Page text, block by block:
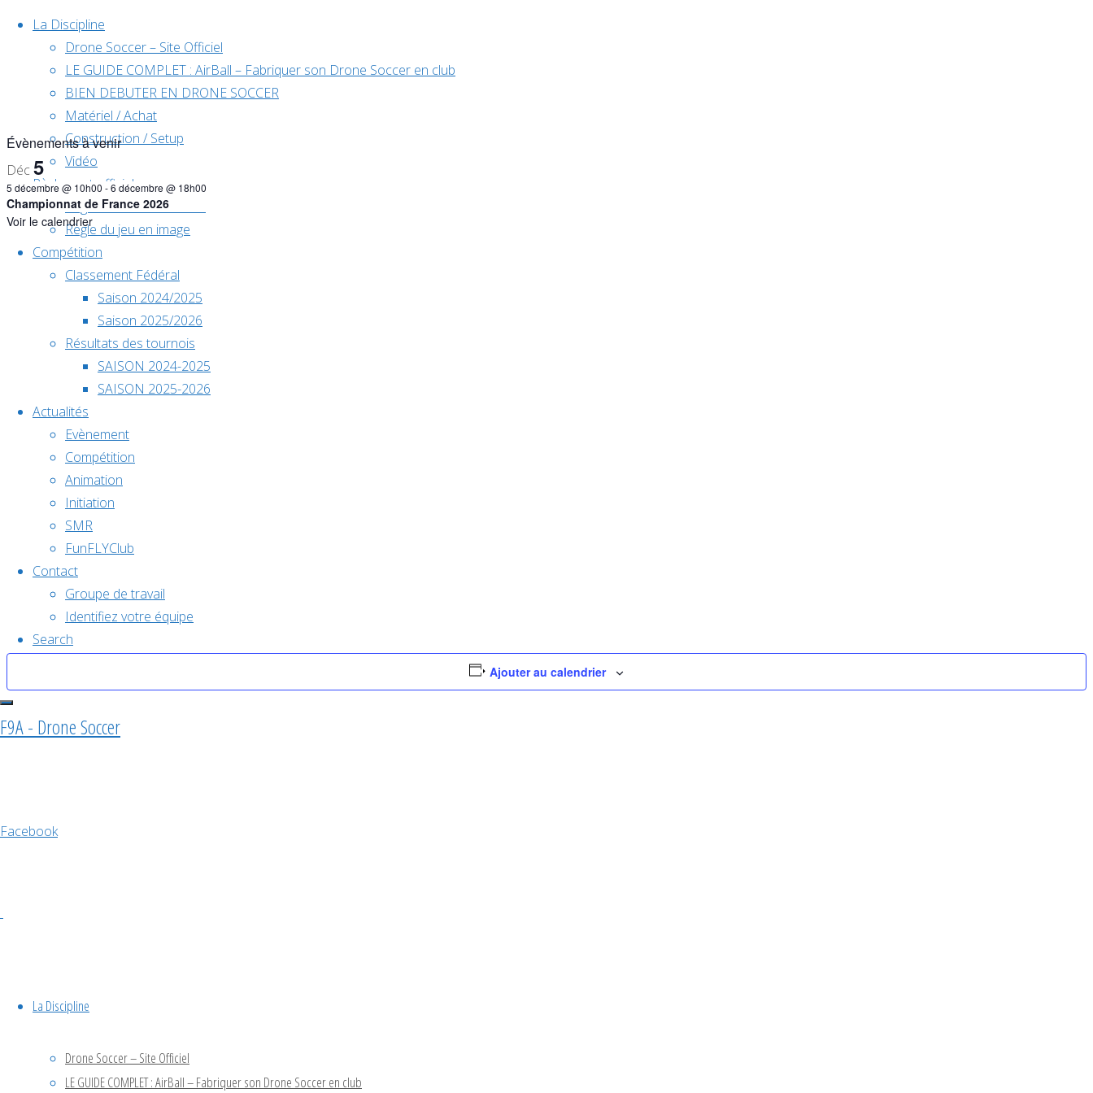
Skip to content
La Discipline
Drone Soccer – Site Officiel
LE GUIDE COMPLET : AirBall – Fabriquer son Drone Soccer en club
BIEN DEBUTER EN DRONE SOCCER
Matériel / Achat
Construction / Setup
Vidéo
Règlement officiel
Règlement F9A – Traduit
Règle du jeu en image
Compétition
Classement Fédéral
Saison 2024/2025
Saison 2025/2026
Résultats des tournois
SAISON 2024-2025
SAISON 2025-2026
Actualités
Evènement
Compétition
Animation
Initiation
SMR
FunFLYClub
Contact
Groupe de travail
Identifiez votre équipe
Search
F9A - Drone Soccer
Facebook
La Discipline
Drone Soccer – Site Officiel
LE GUIDE COMPLET : AirBall – Fabriquer son Drone Soccer en club
Évènements à venir
Déc 5
5 décembre @ 10h00 -6 décembre @ 18h00
Championnat de France 2026
Voir le calendrier
« Tous les Évènements
Cet évènement est passé.
Trophée de France 2025 – Drone Soccer
6 décembre 2025 @ 10h00
«TOURNOI DRONE SOCCER TEILLE
PARIS OPEN INTERNATIONAL DRONE SOCCER F9A-B
Ajouter au calendrier
Trophée de france
Organisateur